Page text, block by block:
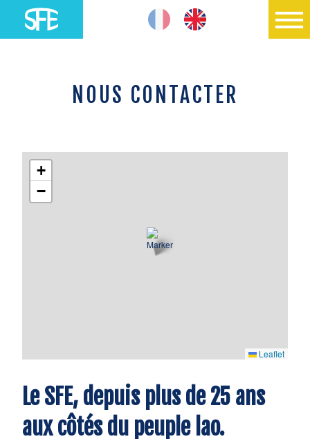
NOUS CONTACTER
+
−
Leaflet
Le SFE, depuis plus de 25 ans
aux côtés du peuple lao.